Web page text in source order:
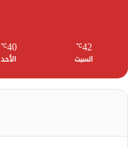
42
℃
السبت
40
℃
الأحد